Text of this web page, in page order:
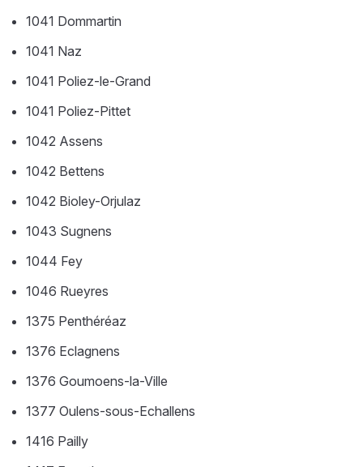
1041 Dommartin
1041 Naz
1041 Poliez-le-Grand
1041 Poliez-Pittet
1042 Assens
1042 Bettens
1042 Bioley-Orjulaz
1043 Sugnens
1044 Fey
1046 Rueyres
1375 Penthéréaz
1376 Eclagnens
1376 Goumoens-la-Ville
1377 Oulens-sous-Echallens
1416 Pailly